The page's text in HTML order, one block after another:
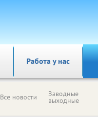
Работа у нас
Все новости Заводные
выходные